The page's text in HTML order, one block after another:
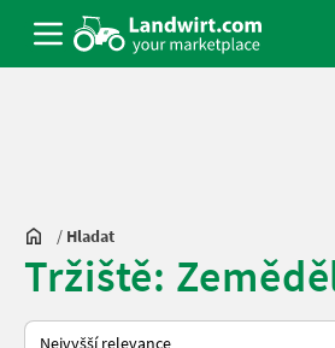
/ Hladat
Tržiště:
Takto se řadí nabídky na Landwirt.com